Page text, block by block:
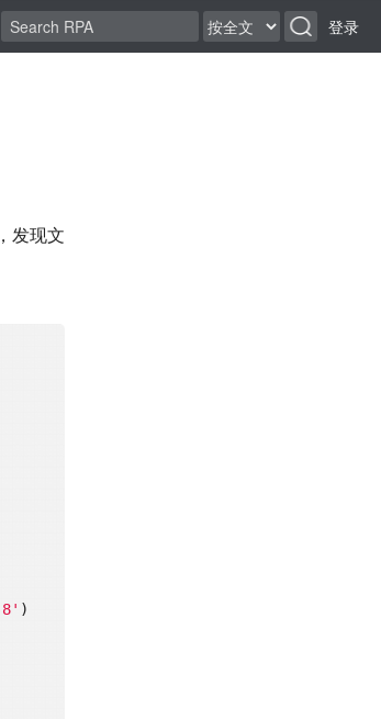
登录
发现文
)